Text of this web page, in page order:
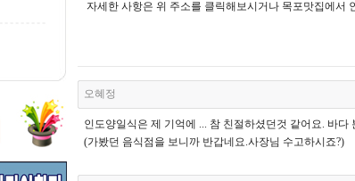
자세한 사항은 위 주소를 클릭해보시거나 목포맛집에서
오혜정
인도양일식은 제 기억에 ... 참 친절하셨던것 같어요. 바
(가봤던 음식점을 보니까 반갑네요.사장님 수고하시죠?)